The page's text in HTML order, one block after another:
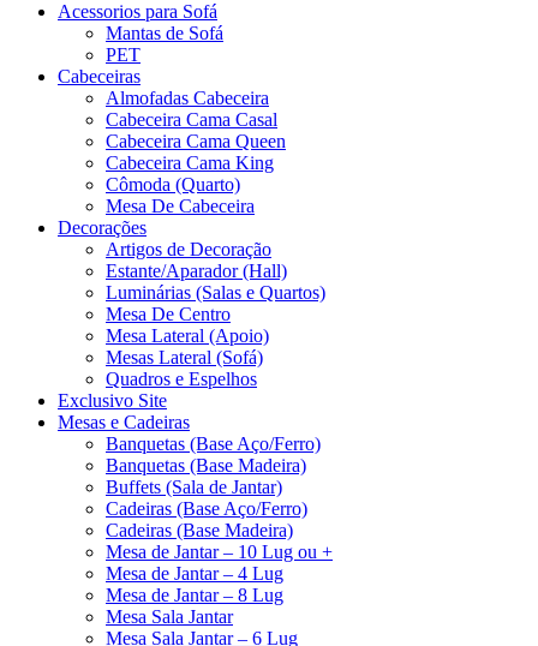
Acessorios para Sofá
Mantas de Sofá
PET
Cabeceiras
Almofadas Cabeceira
Cabeceira Cama Casal
Cabeceira Cama Queen
Cabeceira Cama King
Cômoda (Quarto)
Mesa De Cabeceira
Decorações
Artigos de Decoração
Estante/Aparador (Hall)
Luminárias (Salas e Quartos)
Mesa De Centro
Mesa Lateral (Apoio)
Mesas Lateral (Sofá)
Quadros e Espelhos
Exclusivo Site
Mesas e Cadeiras
Banquetas (Base Aço/Ferro)
Banquetas (Base Madeira)
Buffets (Sala de Jantar)
Cadeiras (Base Aço/Ferro)
Cadeiras (Base Madeira)
Mesa de Jantar – 10 Lug ou +
Mesa de Jantar – 4 Lug
Mesa de Jantar – 8 Lug
Mesa Sala Jantar
Mesa Sala Jantar – 6 Lug